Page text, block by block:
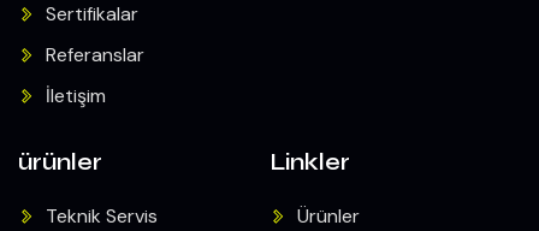
Sertifikalar
Referanslar
İletişim
ürünler
Teknik Servis
Linkler
Ürünler